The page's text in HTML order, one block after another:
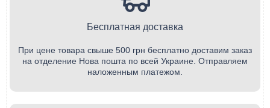
Бесплатная доставка
При цене товара свыше 500 грн бесплатно доставим заказ
на отделение Нова пошта по всей Украине. Отправляем
наложенным платежом.